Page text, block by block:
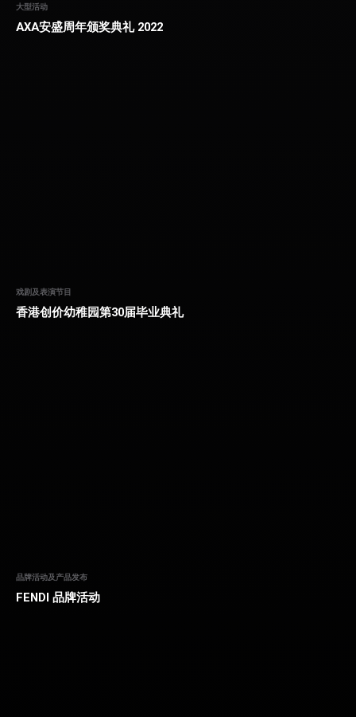
大型活动
AXA安盛周年颁奖典礼 2022
戏剧及表演节目
香港创价幼稚园第30届毕业典礼
品牌活动及产品发布
FENDI 品牌活动